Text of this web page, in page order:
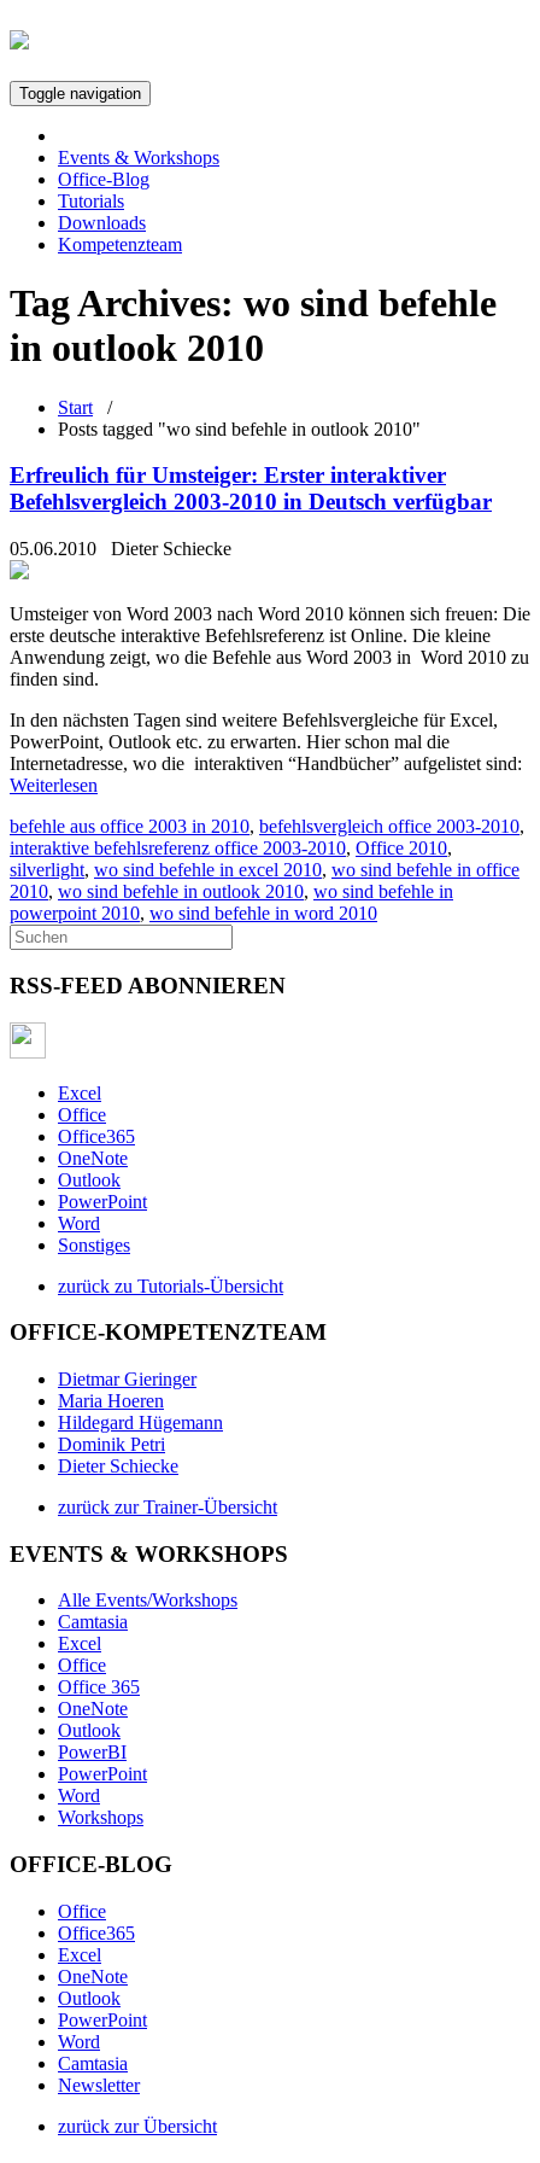
Toggle navigation
Events & Workshops
Office-Blog
Tutorials
Downloads
Kompetenzteam
Tag Archives: wo sind befehle
in outlook 2010
Start /
Posts tagged "wo sind befehle in outlook 2010"
Erfreulich für Umsteiger: Erster interaktiver
Befehlsvergleich 2003-2010 in Deutsch verfügbar
05.06.2010 Dieter Schiecke
Umsteiger von Word 2003 nach Word 2010 können sich freuen: Die
erste deutsche interaktive Befehlsreferenz ist Online. Die kleine
Anwendung zeigt, wo die Befehle aus Word 2003 in Word 2010 zu
finden sind.
In den nächsten Tagen sind weitere Befehlsvergleiche für Excel,
PowerPoint, Outlook etc. zu erwarten. Hier schon mal die
Internetadresse, wo die interaktiven “Handbücher” aufgelistet sind:
Weiterlesen
befehle aus office 2003 in 2010, befehlsvergleich office 2003-2010,
interaktive befehlsreferenz office 2003-2010, Office 2010,
silverlight, wo sind befehle in excel 2010, wo sind befehle in office
2010, wo sind befehle in outlook 2010, wo sind befehle in
powerpoint 2010, wo sind befehle in word 2010
RSS-FEED ABONNIEREN
Excel
Office
Office365
OneNote
Outlook
PowerPoint
Word
Sonstiges
zurück zu Tutorials-Übersicht
OFFICE-KOMPETENZTEAM
Dietmar Gieringer
Maria Hoeren
Hildegard Hügemann
Dominik Petri
Dieter Schiecke
zurück zur Trainer-Übersicht
EVENTS & WORKSHOPS
Alle Events/Workshops
Camtasia
Excel
Office
Office 365
OneNote
Outlook
PowerBI
PowerPoint
Word
Workshops
OFFICE-BLOG
Office
Office365
Excel
OneNote
Outlook
PowerPoint
Word
Camtasia
Newsletter
zurück zur Übersicht